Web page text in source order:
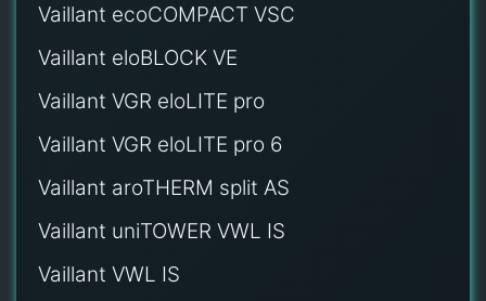
Vaillant ecoCOMPACT VSC
Vaillant eloBLOCK VE
Vaillant VGR eloLITE pro
Vaillant VGR eloLITE pro 6
Vaillant aroTHERM split AS
Vaillant uniTOWER VWL IS
Vaillant VWL IS